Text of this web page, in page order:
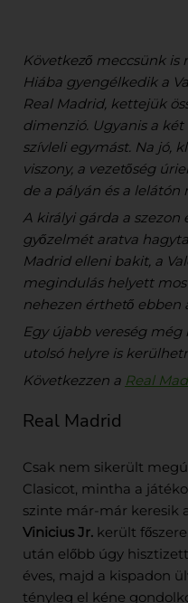
Következő meccsünk is
Hiába gyengélkedik a
Real Madrid, kettejük
dimenzió. Ugyanis a
szívleli egymást. Na jó,
viszony, a vezetőség
de a pályán és a lelátón
A királyi gárda a
győzelmét aratva
Madrid elleni bakit, a
megindulás helyett
nehezen érthető ebben
Egy újabb vereség
utolsó helyre is
Következzen a Real
Real Madrid
Csak nem sikerült
Clasicot, mintha a
szinte már-már keresik
Vinicius Jr. került
után előbb úgy
éves, majd a kispadon
tényleg el kéne